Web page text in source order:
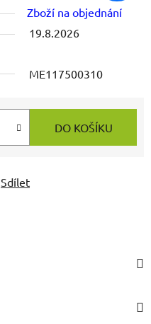
Zboží na objednání
19.8.2026
ME117500310
DO KOŠÍKU
Sdílet